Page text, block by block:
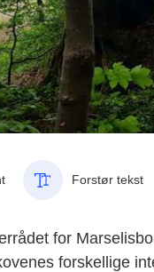
Forstør tekst
for
forskellige